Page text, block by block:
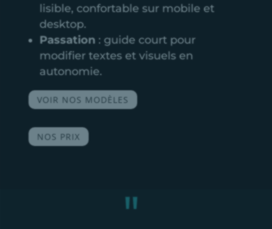
lisible, confortable sur mobile et
desktop.
Passation: guide court pour
modifier textes et visuels en
autonomie.
VOIR NOS MODÈLES
NOS PRIX